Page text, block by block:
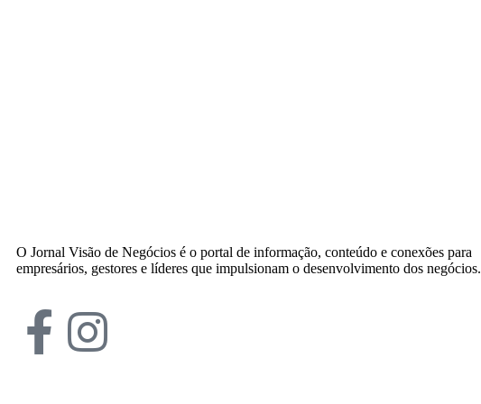
O Jornal Visão de Negócios é o portal de informação, conteúdo e conexões para
empresários, gestores e líderes que impulsionam o desenvolvimento dos negócios.